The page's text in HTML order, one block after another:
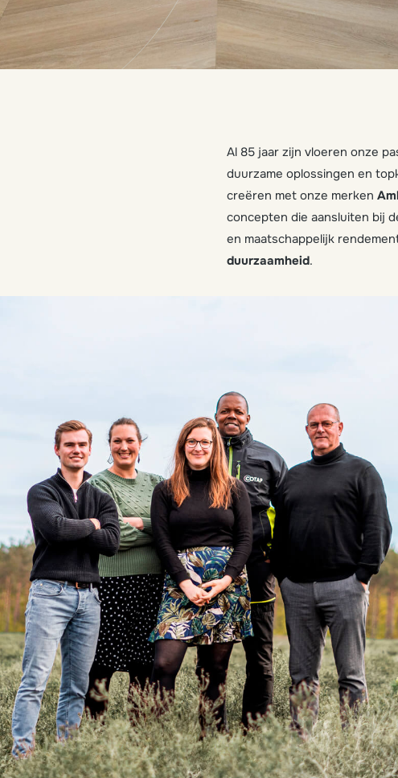
Al 85 jaar zijn vloeren onze
duurzame oplossingen en
creëren met onze merken
concepten die aansluiten bij
en maatschappelijk
duurzaamheid.